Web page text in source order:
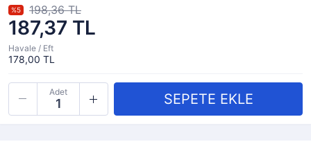
187,37 TL
%5 198,36 TL
Havale / Eft
178,00 TL
Adet